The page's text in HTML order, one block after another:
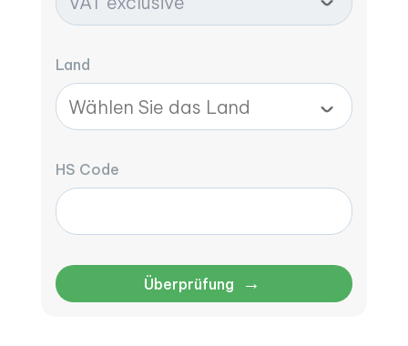
Land
HS Code
Überprüfung →